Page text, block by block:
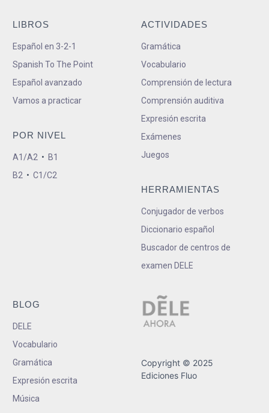
LIBROS
Español en 3-2-1
Spanish To The Point
Español avanzado
Vamos a practicar
POR NIVEL
A1/A2 • B1
B2 • C1/C2
ACTIVIDADES
Gramática
Vocabulario
Comprensión de lectura
Comprensión auditiva
Expresión escrita
Exámenes
Juegos
HERRAMIENTAS
Conjugador de verbos
Diccionario español
Buscador de centros de
examen DELE
BLOG
DELE
Vocabulario
Gramática
Expresión escrita
Música
Copyright © 2025
Ediciones Fluo